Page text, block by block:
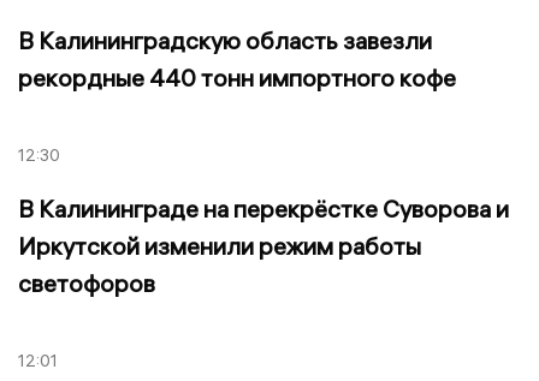
В Калининградскую область завезли
рекордные 440 тонн импортного кофе
12:30
В Калининграде на перекрёстке Суворова и
Иркутской изменили режим работы
светофоров
12:01